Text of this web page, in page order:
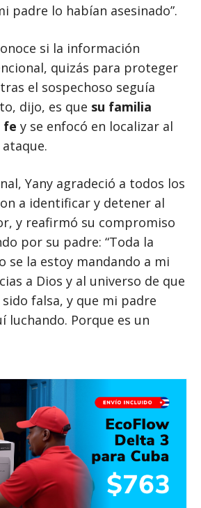
padre lo habían asesinado”.
si la información
quizás para proteger
el sospechoso seguía
dijo, es que su familia
fe y se enfocó en localizar al
Yany agradeció a todos los
a identificar y detener al
y reafirmó su compromiso
por su padre: “Toda la
se la estoy mandando a mi
a Dios y al universo de que
falsa, y que mi padre
luchando. Porque es un